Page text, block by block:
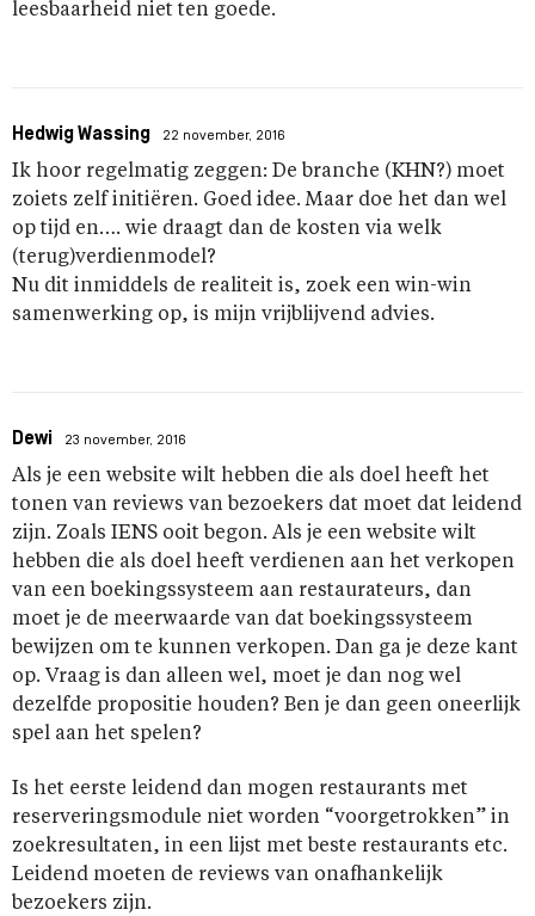
leesbaarheid niet ten goede.
Hedwig Wassing 22 november, 2016
Ik hoor regelmatig zeggen: De branche (KHN?) moet
zoiets zelf initiëren. Goed idee. Maar doe het dan wel
op tijd en…. wie draagt dan de kosten via welk
(terug)verdienmodel?
Nu dit inmiddels de realiteit is, zoek een win-win
samenwerking op, is mijn vrijblijvend advies.
Dewi 23 november, 2016
Als je een website wilt hebben die als doel heeft het
tonen van reviews van bezoekers dat moet dat leidend
zijn. Zoals IENS ooit begon. Als je een website wilt
hebben die als doel heeft verdienen aan het verkopen
van een boekingssysteem aan restaurateurs, dan
moet je de meerwaarde van dat boekingssysteem
bewijzen om te kunnen verkopen. Dan ga je deze kant
op. Vraag is dan alleen wel, moet je dan nog wel
dezelfde propositie houden? Ben je dan geen oneerlijk
spel aan het spelen?
Is het eerste leidend dan mogen restaurants met
reserveringsmodule niet worden “voorgetrokken” in
zoekresultaten, in een lijst met beste restaurants etc.
Leidend moeten de reviews van onafhankelijk
bezoekers zijn.